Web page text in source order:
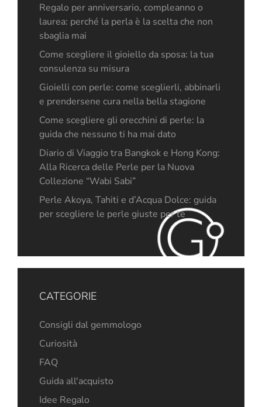
Regalo per anniversario, compleanno o
laurea: perché la perla è la scelta che non
sbaglia mai
Come scegliere il gioiello da sposa: la tua
consulenza su misura
Gioielli con perle: come sceglierli, abbinarli
e prendersene cura nella bella stagione
Come scegliere gli orecchini di perle: la
guida che nessuno ti ha mai dato
Diario di Viaggio tra Bangkok e Hong Kong:
Alla Ricerca delle Perle per la Nuova
Collezione “Wabi Sabi”
Perle Akoya, Tahiti e d’Acqua Dolce: guida
per scegliere le perle giuste per te
CATEGORIE
Consigli dal gemmologo
Curiosità
FAQ
Guida all'acquisto
Idee Regalo